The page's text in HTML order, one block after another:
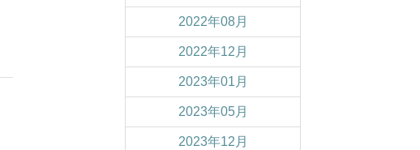
2022年08月
2022年12月
2023年01月
2023年05月
2023年12月